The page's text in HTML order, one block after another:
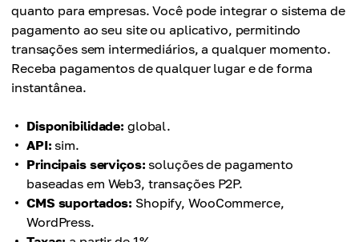
quanto para empresas. Você pode integrar o sistema de
pagamento ao seu site ou aplicativo, permitindo
transações sem intermediários, a qualquer momento.
Receba pagamentos de qualquer lugar e de forma
instantânea.
Disponibilidade: global.
API: sim.
Principais serviços: soluções de pagamento
baseadas em Web3, transações P2P.
CMS suportados: Shopify, WooCommerce,
WordPress.